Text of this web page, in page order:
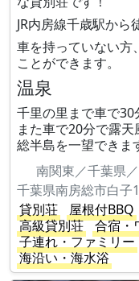
JR内房線千歳駅から
車を持っていない方
ことができます。
温泉
千里の里まで車で30
また車で20分で露
総半島を一望できま
南関東／千葉県
千葉県南房総市白子
貸別荘
屋根付BBQ
高級貸別荘
合宿・
子連れ・ファミリー
海沿い・海水浴